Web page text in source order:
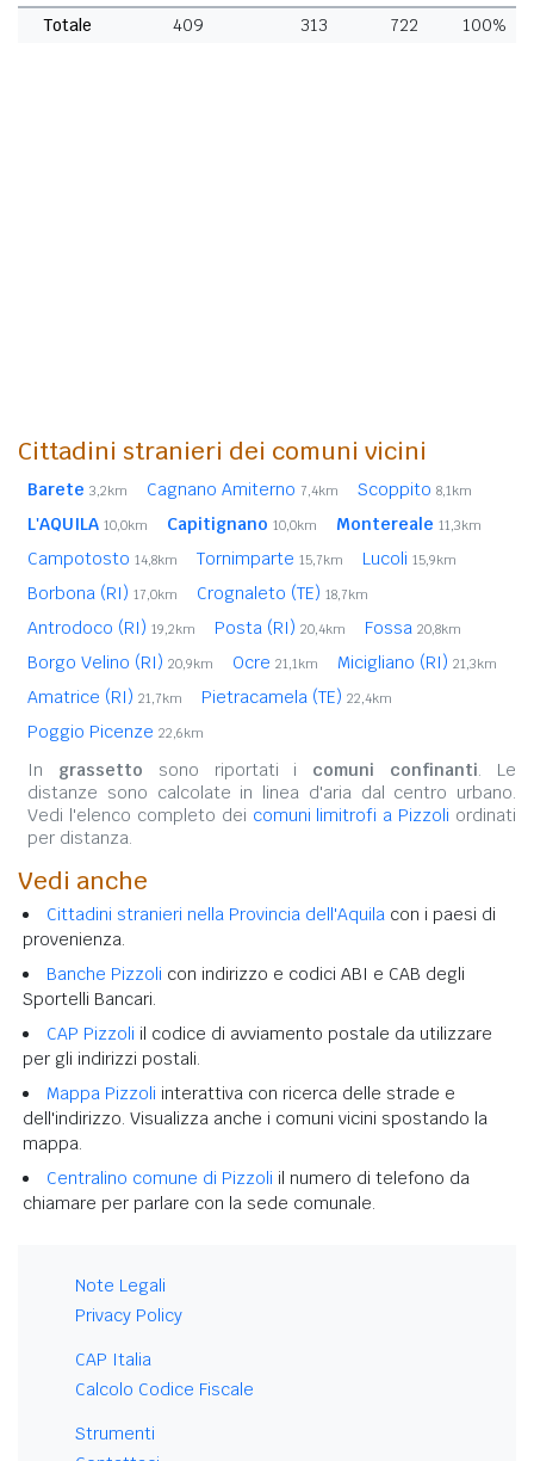
Totale
409 313 722 100%
Cittadini stranieri dei comuni vicini
Barete 3,2km Cagnano Amiterno 7,4km Scoppito 8,1km
L'AQUILA 10,0km Capitignano 10,0km Montereale 11,3km
Campotosto 14,8km Tornimparte 15,7km Lucoli 15,9km
Borbona (RI) 17,0km Crognaleto (TE) 18,7km
Antrodoco (RI) 19,2km Posta (RI) 20,4km Fossa 20,8km
Borgo Velino (RI) 20,9km Ocre 21,1km Micigliano (RI) 21,3km
Amatrice (RI) 21,7km Pietracamela (TE) 22,4km
Poggio Picenze 22,6km
In grassetto sono riportati i comuni confinanti. Le
distanze sono calcolate in linea d'aria dal centro urbano.
Vedi l'elenco completo dei comuni limitrofi a Pizzoli ordinati
per distanza.
Vedi anche
Cittadini stranieri nella Provincia dell'Aquila con i paesi di
provenienza.
Banche Pizzoli con indirizzo e codici ABI e CAB degli
Sportelli Bancari.
CAP Pizzoli il codice di avviamento postale da utilizzare
per gli indirizzi postali.
Mappa Pizzoli interattiva con ricerca delle strade e
dell'indirizzo. Visualizza anche i comuni vicini spostando la
mappa.
Centralino comune di Pizzoli il numero di telefono da
chiamare per parlare con la sede comunale.
Note Legali
Privacy Policy
CAP Italia
Calcolo Codice Fiscale
Strumenti